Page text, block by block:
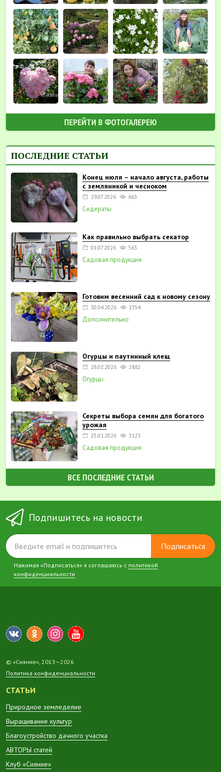
ПЕРЕЙТИ В ФОТОГАЛЕРЕЮ
ПОСЛЕДНИЕ СТАТЬИ
Конец июля – начало августа, работы
с земляникой и чесноком
29.07.2026 663
Сидераты
Как правильно выбрать секатор
01.07.2026 563
Садовая продукция
Готовим весенний сад к новому сезону
30.04.2026 1354
Дополнительно
Огурцы и паутинный клещ
28.02.2026 2882
Огурцы
Секреты выбора семян для богатого
урожая
25.01.2026 3123
Садовая продукция
ВСЕ ПОСЛЕДНИЕ СТАТЬИ
Подпишитесь на новости
Подписаться
Нажимая «Подписаться» я соглашаюсь с политикой
конфиденциальности
© «Сияние», 2013—2026
Политика конфиденциальности
СТАТЬИ
Природное земледелие
Выращивание культур
Благоустройство дачного участка
АВТОРЫ статей
Клуб «Сияние»